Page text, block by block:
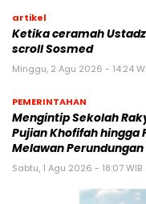
artikel
Ketika ceramah
scroll Sosmed
Minggu, 2 Agu 2026 - 14:24
PEMERINTAHAN
Mengintip Sekolah
Pujian Khofifah hingga
Melawan Perundungan
Sabtu, 1 Agu 2026 - 18:07 WIB